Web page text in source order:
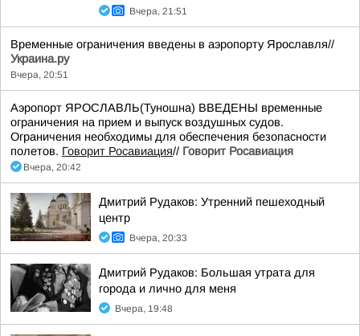
Вчера, 21:51
Временные ограничения введены в аэропорту Ярославля//
Украина.ру
Вчера, 20:51
Аэропорт ЯРОСЛАВЛЬ(Туношна) ВВЕДЕНЫ временные
ограничения на прием и выпуск воздушных судов.
Ограничения необходимы для обеспечения безопасности
полетов. Говорит Росавиация// Говорит Росавиация
Вчера, 20:42
Дмитрий Рудаков: Утренний пешеходный
центр
Вчера, 20:33
Дмитрий Рудаков: Большая утрата для
города и лично для меня
Вчера, 19:48